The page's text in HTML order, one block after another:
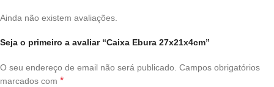
Ainda não existem avaliações.
Seja o primeiro a avaliar “Caixa Ebura 27x21x4cm”
O seu endereço de email não será publicado. Campos obrigatórios
marcados com *